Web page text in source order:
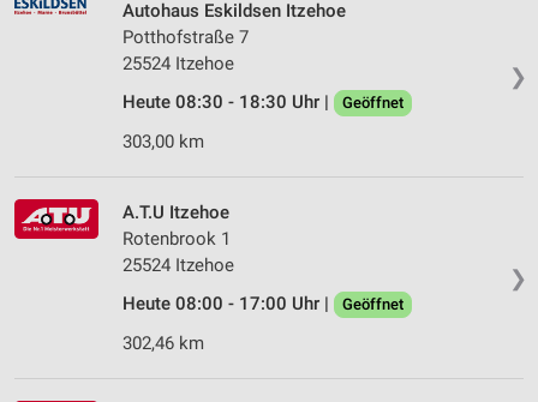
❯
Autohaus Eskildsen Itzehoe
Potthofstraße 7
25524 Itzehoe
Heute 08:30 - 18:30 Uhr |
Geöffnet
303,00 km
❯
A.T.U Itzehoe
Rotenbrook 1
25524 Itzehoe
Heute 08:00 - 17:00 Uhr |
Geöffnet
302,46 km